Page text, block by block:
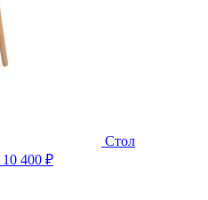
Стол
10 400 ₽